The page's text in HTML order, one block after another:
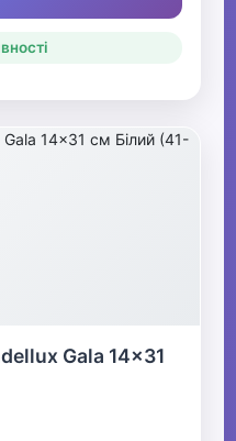
Gala 14x31